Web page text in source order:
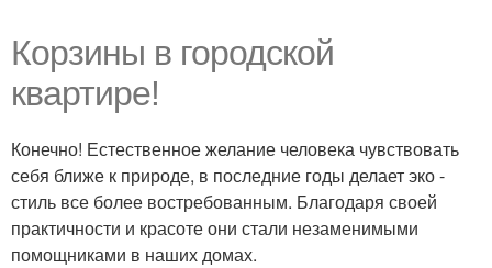
Корзины в городской
квартире!
Конечно! Естественное желание человека чувствовать
себя ближе к природе, в последние годы делает эко -
стиль все более востребованным. Благодаря своей
практичности и красоте они стали незаменимыми
помощниками в наших домах.